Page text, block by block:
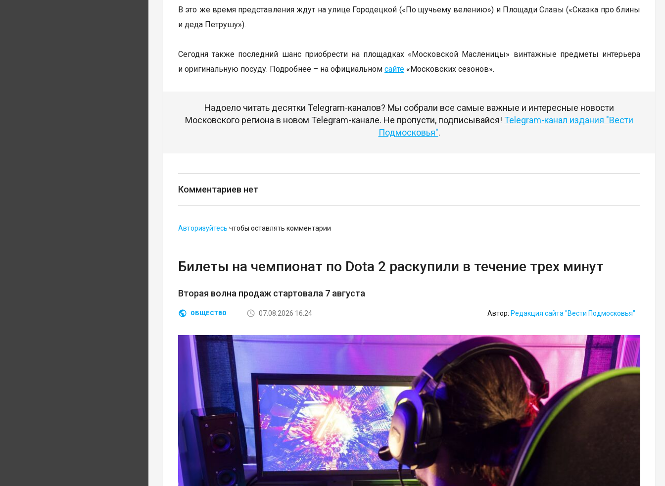
В это же время представления ждут на улице Городецкой («По щучьему велению») и Площади Славы («Сказка про блины
и деда Петрушу»).
Сегодня также последний шанс приобрести на площадках «Московской Масленицы» винтажные предметы интерьера
и оригинальную посуду. Подробнее – на официальном сайте «Московских сезонов».
Надоело читать десятки Telegram-каналов? Мы собрали все самые важные и интересные новости
Московского региона в новом Telegram-канале. Не пропусти, подписывайся! Telegram-канал издания "Вести
Подмосковья".
Комментариев нет
Авторизуйтесь чтобы оставлять комментарии
Билеты на чемпионат по Dota 2 раскупили в течение трех минут
Вторая волна продаж стартовала 7 августа
ОБЩЕСТВО 07.08.2026 16:24 Автор: Редакция сайта "Вести Подмосковья"